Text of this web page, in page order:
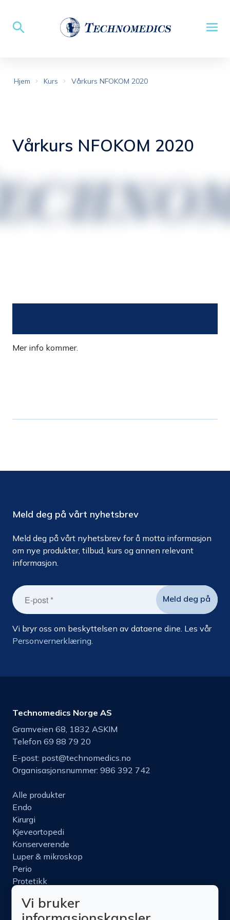
Hjem Kurs Vårkurs NFOKOM 2020
Vårkurs NFOKOM 2020
Mer info kommer.
Meld deg på vårt nyhetsbrev
Meld deg på vårt nyhetsbrev for å motta informasjon
om nye produkter, tilbud, kurs og annen relevant
informasjon.
Vi bryr oss om beskyttelsen av dataene dine. Les vår
Personvernerklæring.
Technomedics Norge AS
Gramveien 68, 1832 ASKIM
Telefon 69 88 79 20
E-post: post@technomedics.no
Organisasjonsnummer: 986 392 742
Alle produkter
Endo
Kirurgi
Kjeveortopedi
Konserverende
Luper & mikroskop
Perio
Protetikk
Nettbutikk
Vi bruker